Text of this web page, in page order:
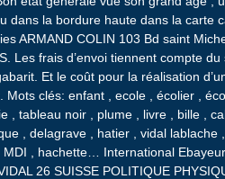
dans la bordure haute dans la carte
ARMAND COLIN 103 Bd saint
Les frais d’envoi tiennent compte
Et le coût pour la réalisation
clés: enfant , ecole , écolier ,
, tableau noir , plume , livre , bille ,
, delagrave , hatier , vidal lablache
MDI , hachette… International
26 SUISSE POLITIQUE